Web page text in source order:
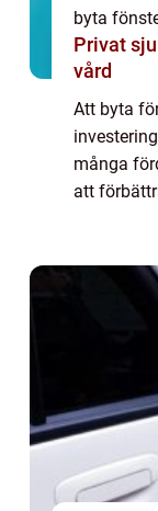
byta
Privat sjukvård
vård
Att byta
många
att